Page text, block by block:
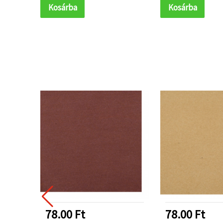
Kosárba Kosárba
78.00 Ft 78.00 Ft